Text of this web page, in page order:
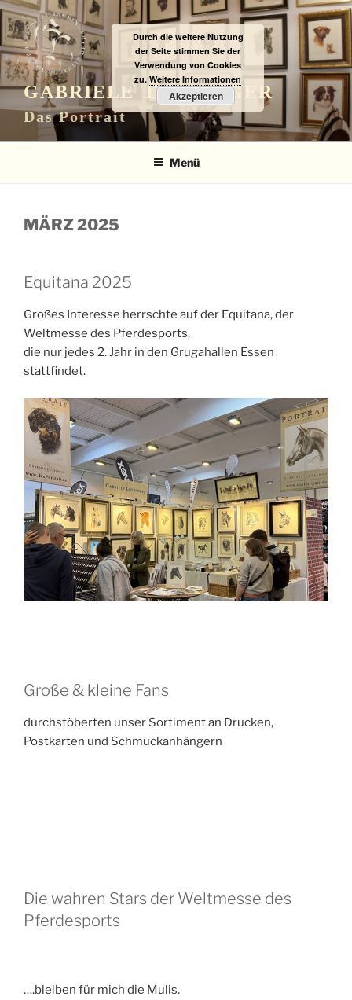
Zum
Inhalt
springen
GABRIELE LAUBINGER
Das Portrait
Menü
MÄRZ 2025
Equitana 2025
Großes Interesse herrschte auf der Equitana, der
Weltmesse des Pferdesports,
die nur jedes 2. Jahr in den Grugahallen Essen
stattfindet.
Große & kleine Fans
durchstöberten unser Sortiment an Drucken,
Postkarten und Schmuckanhängern
Die wahren Stars der Weltmesse des
Pferdesports
….bleiben für mich die Mulis.
Durch die weitere Nutzung
der Seite stimmen Sie der
Verwendung von Cookies
zu. Weitere Informationen
Akzeptieren